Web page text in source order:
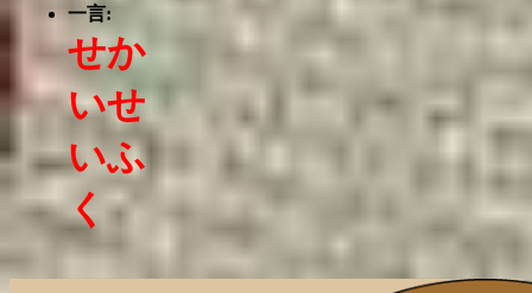
一言:
せか
いせ
いふ
く